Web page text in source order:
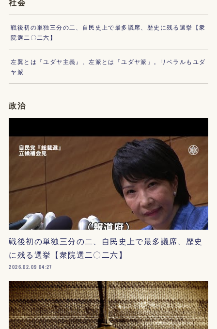
戦後初の単独三分の二、自民史上で最多議席、歴史に残る選挙【衆
院選二〇二六】
左翼とは『ユダヤ主義』、左派とは「ユダヤ派」。リベラルもユダ
ヤ派
政治
戦後初の単独三分の二、自民史上で最多議席、歴史
に残る選挙【衆院選二〇二六】
2026.02.09 04:27